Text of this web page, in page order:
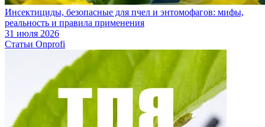
Инсектициды, безопасные для пчел и энтомофагов: мифы,
реальность и правила применения
31 июля 2026
Статьи Onprofi